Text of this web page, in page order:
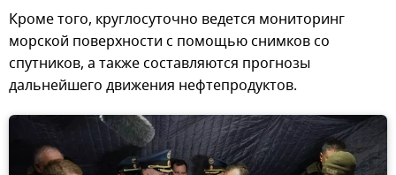
Кроме того, круглосуточно ведется мониторинг
морской поверхности с помощью снимков со
спутников, а также составляются прогнозы
дальнейшего движения нефтепродуктов.